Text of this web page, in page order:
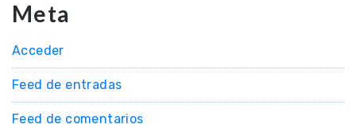
Meta
Acceder
Feed de entradas
Feed de comentarios